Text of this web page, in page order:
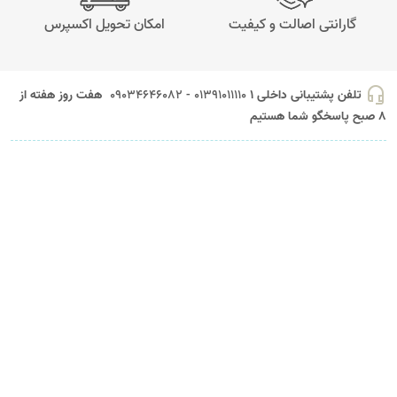
گارانتی اصالت و کیفیت امکان تحویل اکسپرس
headset_mic تلفن پشتیبانی داخلی 1 01391011110 - 09034646082
هفت روز هفته از
8 صبح پاسخگو شما هستیم